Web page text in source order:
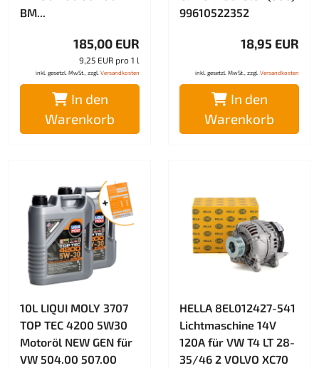
BM...
185,00 EUR
9,25 EUR pro 1 l
inkl. gesetzl. MwSt., zzgl. Versandkosten
In den
Warenkorb
99610522352
18,95 EUR
inkl. gesetzl. MwSt., zzgl. Versandkosten
In den
Warenkorb
10L LIQUI MOLY 3707
TOP TEC 4200 5W30
Motoröl NEW GEN für
VW 504.00 507.00
HELLA 8EL012427-541
Lichtmaschine 14V
120A für VW T4 LT 28-
35/46 2 VOLVO XC70